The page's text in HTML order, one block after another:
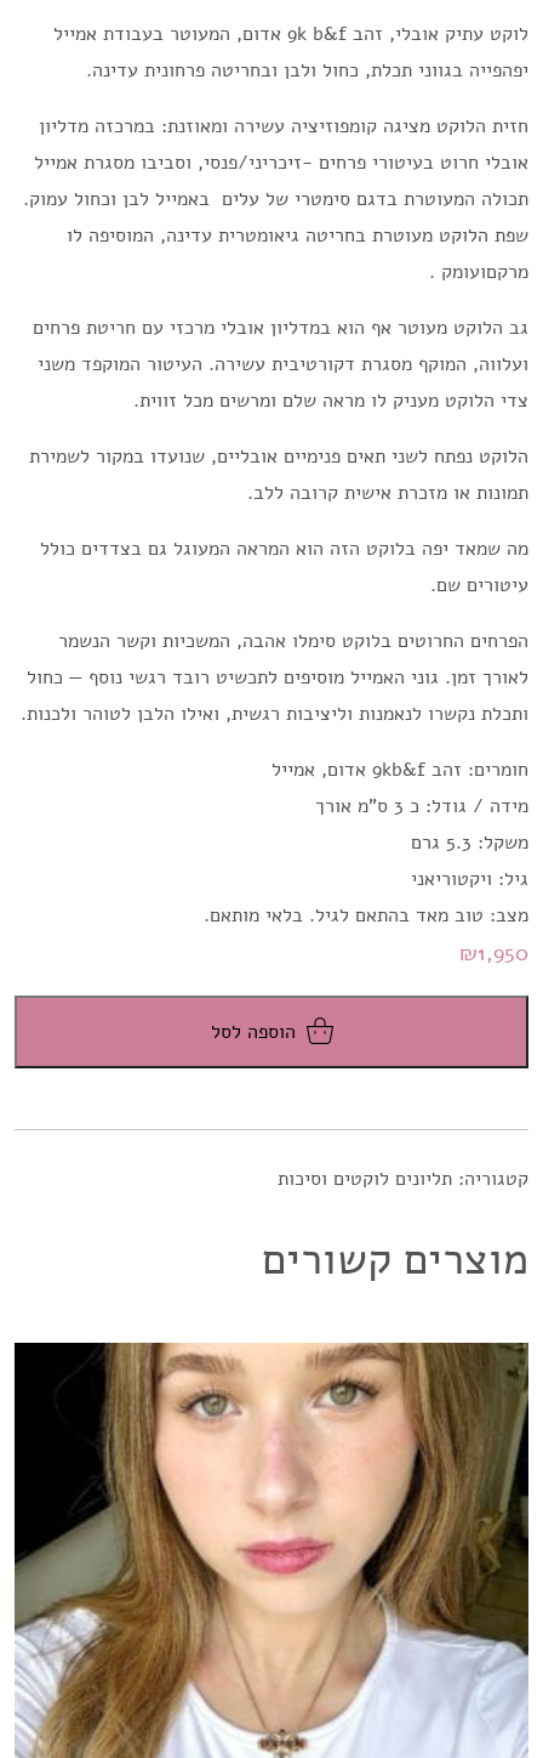
לוקט עתיק אובלי, זהב 9k b&f אדום, המעוטר בעבודת אמייל
יפהפייה בגווני תכלת, כחול ולבן ובחריטה פרחונית עדינה.
חזית הלוקט מציגה קומפוזיציה עשירה ומאוזנת: במרכזה מדליון
אובלי חרוט בעיטורי פרחים -זיכריני/פנסי, וסביבו מסגרת אמייל
תכולה המעוטרת בדגם סימטרי של עלים באמייל לבן וכחול עמוק.
שפת הלוקט מעוטרת בחריטה גיאומטרית עדינה, המוסיפה לו
מרקםועומק .
גב הלוקט מעוטר אף הוא במדליון אובלי מרכזי עם חריטת פרחים
ועלווה, המוקף מסגרת דקורטיבית עשירה. העיטור המוקפד משני
צדי הלוקט מעניק לו מראה שלם ומרשים מכל זווית.
הלוקט נפתח לשני תאים פנימיים אובליים, שנועדו במקור לשמירת
תמונות או מזכרת אישית קרובה ללב.
מה שמאד יפה בלוקט הזה הוא המראה המעוגל גם בצדדים כולל
עיטורים שם.
הפרחים החרוטים בלוקט סימלו אהבה, המשכיות וקשר הנשמר
לאורך זמן. גוני האמייל מוסיפים לתכשיט רובד רגשי נוסף — כחול
ותכלת נקשרו לנאמנות וליציבות רגשית, ואילו הלבן לטוהר ולכנות.
חומרים: זהב 9kb&f אדום, אמייל
מידה / גודל: כ 3 ס"מ אורך
משקל: 5.3 גרם
גיל: ויקטוריאני
מצב: טוב מאד בהתאם לגיל. בלאי מותאם.
₪1,950
הוספה לסל
קטגוריה: תליונים לוקטים וסיכות
מוצרים קשורים